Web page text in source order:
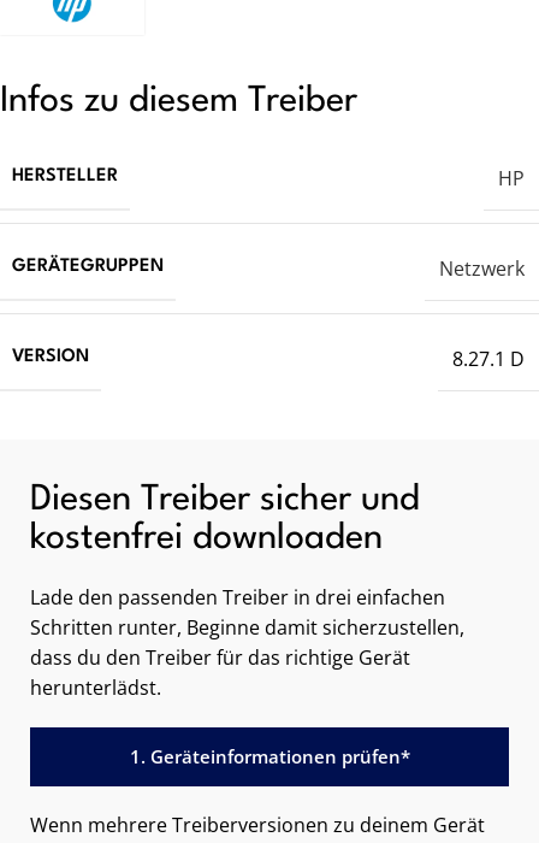
Infos zu diesem Treiber
HERSTELLER HP
GERÄTEGRUPPEN Netzwerk
VERSION 8.27.1 D
Diesen Treiber sicher und
kostenfrei downloaden
Lade den passenden Treiber in drei einfachen
Schritten runter, Beginne damit sicherzustellen,
dass du den Treiber für das richtige Gerät
herunterlädst.
1. Geräteinformationen prüfen*
Wenn mehrere Treiberversionen zu deinem Gerät